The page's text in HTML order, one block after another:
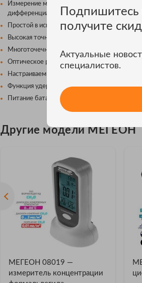
Измерение максимального, минимального,
дифференциального, больше чем и меньше
Простой в использовании;
Высокая точность;
Многоточечный лазерный целеуказатель;
Оптическое разрешение 12:1;
Настраиваемый коэффициента излучения в
Функция удержания показаний (HOLD);
Питание батарея 6F22 (Крона).
Другие модели МЕГЕОН
МЕГЕОН 08019 —
измеритель концентрации
Подпишитесь
получите
Актуальные
специалистов.